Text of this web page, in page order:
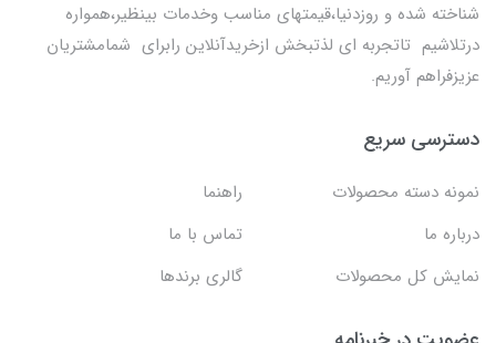
شناخته شده و روزدنیا،قیمتهای مناسب وخدمات بینظیر،همواره
درتلاشیم تاتجربه ای لذتبخش ازخریدآنلاین رابرای شمامشتریان
عزیزفراهم آوریم.
دسترسی سریع
نمونه دسته محصولات
راهنما
درباره ما
تماس با ما
نمایش کل محصولات
گالری برندها